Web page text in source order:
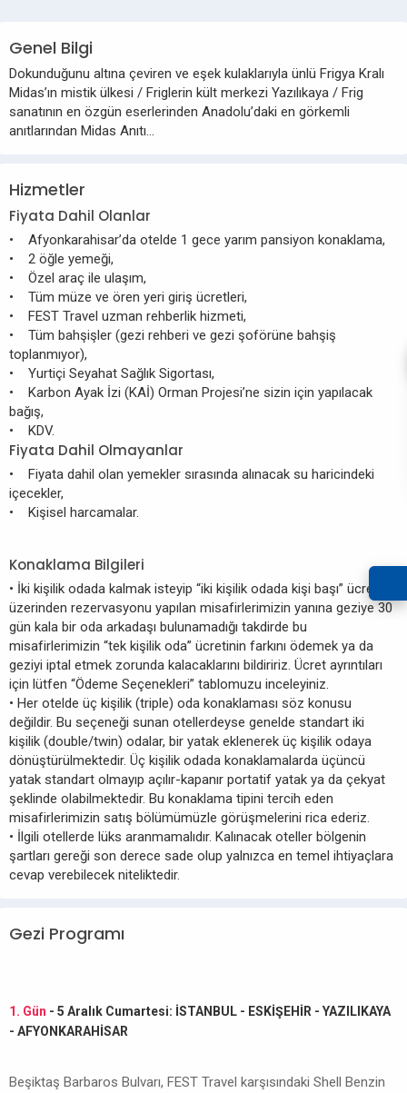
Genel Bilgi
Dokunduğunu altına çeviren ve eşek kulaklarıyla ünlü Frigya Kralı
Midas’ın mistik ülkesi / Friglerin kült merkezi Yazılıkaya / Frig
sanatının en özgün eserlerinden Anadolu’daki en görkemli
anıtlarından Midas Anıtı…
Hizmetler
Fiyata Dahil Olanlar
• Afyonkarahisar’da otelde 1 gece yarım pansiyon konaklama,
• 2 öğle yemeği,
• Özel araç ile ulaşım,
• Tüm müze ve ören yeri giriş ücretleri,
• FEST Travel uzman rehberlik hizmeti,
• Tüm bahşişler (gezi rehberi ve gezi şoförüne bahşiş
toplanmıyor),
• Yurtiçi Seyahat Sağlık Sigortası,
• Karbon Ayak İzi (KAİ) Orman Projesi’ne sizin için yapılacak
bağış,
• KDV.
Fiyata Dahil Olmayanlar
• Fiyata dahil olan yemekler sırasında alınacak su haricindeki
içecekler,
• Kişisel harcamalar.
Konaklama Bilgileri
• İki kişilik odada kalmak isteyip “iki kişilik odada kişi başı” ücreti
üzerinden rezervasyonu yapılan misafirlerimizin yanına geziye 30
gün kala bir oda arkadaşı bulunamadığı takdirde bu
misafirlerimizin “tek kişilik oda” ücretinin farkını ödemek ya da
geziyi iptal etmek zorunda kalacaklarını bildiririz. Ücret ayrıntıları
için lütfen “Ödeme Seçenekleri” tablomuzu inceleyiniz.
• Her otelde üç kişilik (triple) oda konaklaması söz konusu
değildir. Bu seçeneği sunan otellerdeyse genelde standart iki
kişilik (double/twin) odalar, bir yatak eklenerek üç kişilik odaya
dönüştürülmektedir. Üç kişilik odada konaklamalarda üçüncü
yatak standart olmayıp açılır-kapanır portatif yatak ya da çekyat
şeklinde olabilmektedir. Bu konaklama tipini tercih eden
misafirlerimizin satış bölümümüzle görüşmelerini rica ederiz.
• İlgili otellerde lüks aranmamalıdır. Kalınacak oteller bölgenin
şartları gereği son derece sade olup yalnızca en temel ihtiyaçlara
cevap verebilecek niteliktedir.
Gezi Programı
1. Gün - 5 Aralık Cumartesi: İSTANBUL - ESKİŞEHİR - YAZILIKAYA
- AFYONKARAHİSAR
Beşiktaş Barbaros Bulvarı, FEST Travel karşısındaki Shell Benzin